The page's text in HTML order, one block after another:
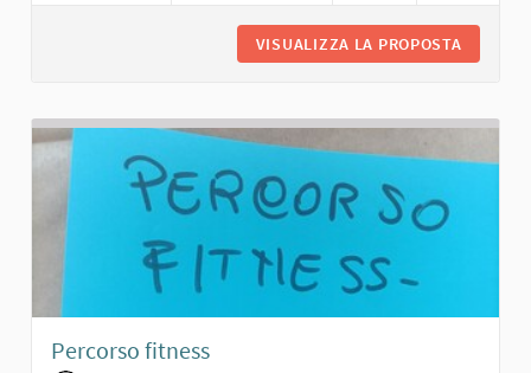
VISUALIZZA LA PROPOSTA
Percorso fitness